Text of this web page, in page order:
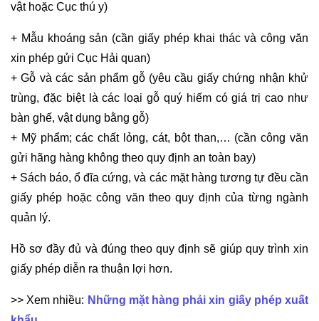
vật hoặc Cục thú y)
+ Mẫu khoáng sản (cần giấy phép khai thác và công văn
xin phép gửi Cục Hải quan)
+ Gỗ và các sản phẩm gỗ (yêu cầu giấy chứng nhận khử
trùng, đặc biệt là các loại gỗ quý hiếm có giá trị cao như
bàn ghế, vật dụng bằng gỗ)
+ Mỹ phẩm; các chất lỏng, cát, bột than,… (cần công văn
gửi hãng hàng không theo quy định an toàn bay)
+ Sách báo, ổ đĩa cứng, và các mặt hàng tương tự đều cần
giấy phép hoặc công văn theo quy định của từng ngành
quản lý.
Hồ sơ đầy đủ và đúng theo quy định sẽ giúp quy trình xin
giấy phép diễn ra thuận lợi hơn.
>> Xem nhiều: Những mặt hàng phải xin giấy phép xuất